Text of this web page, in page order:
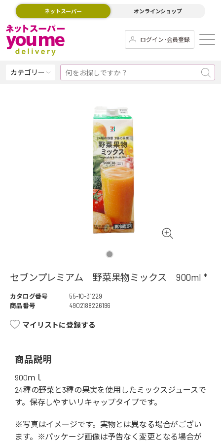
ネットスーパー オンラインショップ
ログイン･会員登録
カテゴリー
セブンプレミアム 野菜果物ミックス 900ml *
カタログ番号
55-10-31229
商品番号
4902188226196
マイリストに登録する
商品説明
900ｍｌ
24種の野菜と3種の果実を使用したミックスジュースで
す。保存しやすいリキャップタイプです。
※写真はイメージです。実物とは異なる場合がござい
ます。※パッケージ画像は予告なく変更となる場合が